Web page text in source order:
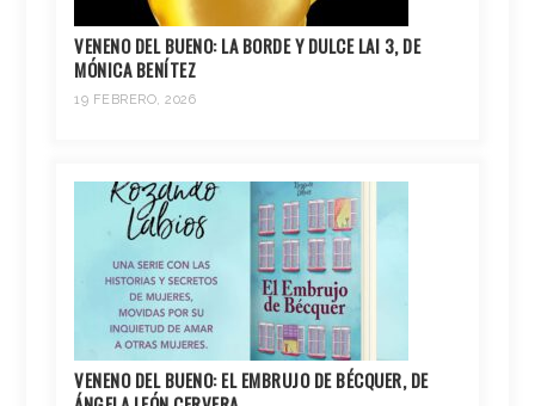
VENENO DEL BUENO: LA BORDE Y DULCE LAI 3, DE
MÓNICA BENÍTEZ
19 FEBRERO, 2026
VENENO DEL BUENO: EL EMBRUJO DE BÉCQUER, DE